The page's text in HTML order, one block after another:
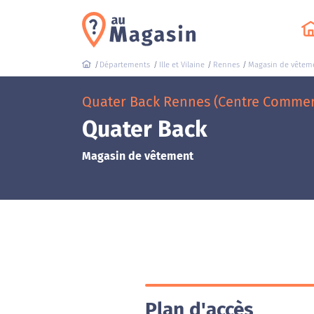
Départements Ille et Vilaine Rennes Magasin de
Quater Back Rennes (Centre
Quater Back
Magasin de vêtement